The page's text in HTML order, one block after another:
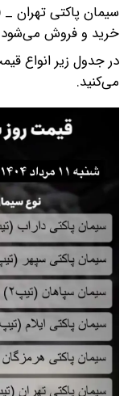
خرید و فروش
در جدول زیر انواع
می‌کنید.